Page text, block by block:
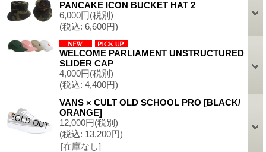
PANCAKE ICON BUCKET HAT 2
6,000円(税別)
(税込: 6,600円)
WELCOME PARLIAMENT UNSTRUCTURED
SLIDER CAP
4,000円(税別)
(税込: 4,400円)
VANS × CULT OLD SCHOOL PRO [BLACK/
ORANGE]
12,000円(税別)
(税込: 13,200円)
[在庫なし]